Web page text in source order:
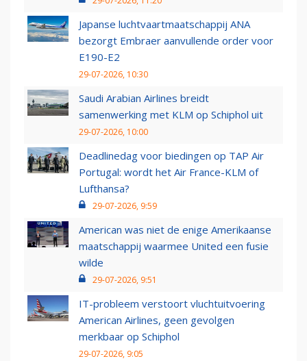
Japanse luchtvaartmaatschappij ANA
bezorgt Embraer aanvullende order voor
E190-E2
29-07-2026, 10:30
Saudi Arabian Airlines breidt
samenwerking met KLM op Schiphol uit
29-07-2026, 10:00
Deadlinedag voor biedingen op TAP Air
Portugal: wordt het Air France-KLM of
Lufthansa?
29-07-2026, 9:59
American was niet de enige Amerikaanse
maatschappij waarmee United een fusie
wilde
29-07-2026, 9:51
IT-probleem verstoort vluchtuitvoering
American Airlines, geen gevolgen
merkbaar op Schiphol
29-07-2026, 9:05